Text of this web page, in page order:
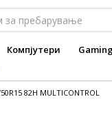
Компјутери
82H MULTICONTROL